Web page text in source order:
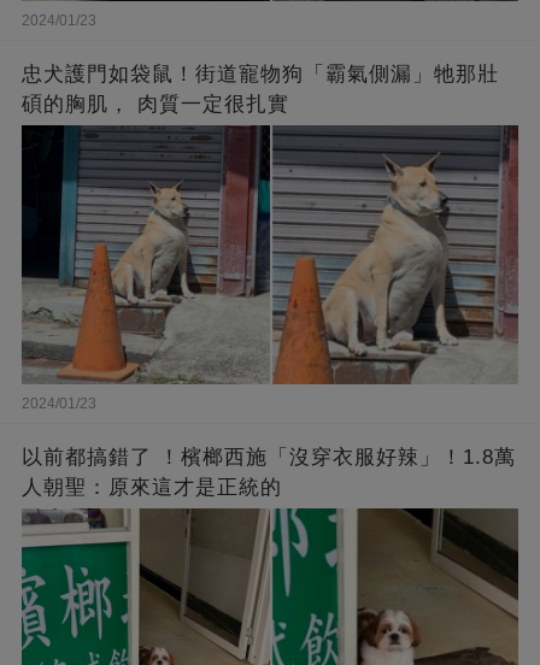
2024/01/23
忠犬護門如袋鼠！街道寵物狗「霸氣側漏」牠那壯
碩的胸肌， 肉質一定很扎實
2024/01/23
以前都搞錯了 ！檳榔西施「沒穿衣服好辣」！1.8萬
人朝聖：原來這才是正統的